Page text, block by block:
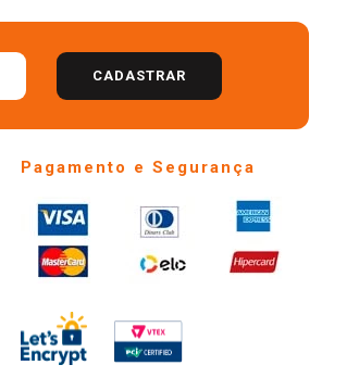
CADASTRAR
Pagamento e Segurança